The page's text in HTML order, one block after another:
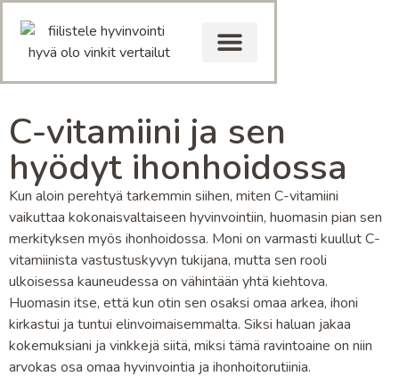
C-vitamiini ja sen
hyödyt ihonhoidossa
Kun aloin perehtyä tarkemmin siihen, miten C-vitamiini
vaikuttaa kokonaisvaltaiseen hyvinvointiin, huomasin pian sen
merkityksen myös ihonhoidossa. Moni on varmasti kuullut C-
vitamiinista vastustuskyvyn tukijana, mutta sen rooli
ulkoisessa kauneudessa on vähintään yhtä kiehtova.
Huomasin itse, että kun otin sen osaksi omaa arkea, ihoni
kirkastui ja tuntui elinvoimaisemmalta. Siksi haluan jakaa
kokemuksiani ja vinkkejä siitä, miksi tämä ravintoaine on niin
arvokas osa omaa hyvinvointia ja ihonhoitorutiinia.